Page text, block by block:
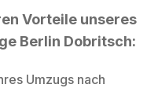
Vorteile unseres
Berlin Dobritsch:
Umzugs nach